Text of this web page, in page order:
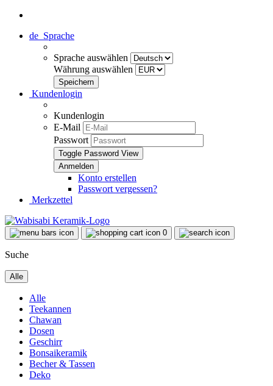
de Sprache
Sprache auswählen
Währung auswählen
Kundenlogin
Kundenlogin
E-Mail
Passwort
Toggle Password View
Konto erstellen
Passwort vergessen?
Merkzettel
0
Suche
Alle
Alle
Teekannen
Chawan
Dosen
Geschirr
Bonsaikeramik
Becher & Tassen
Deko